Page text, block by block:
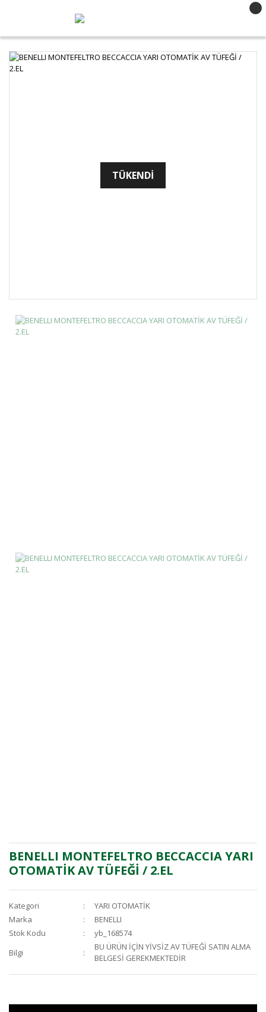
TÜKENDİ
BENELLI MONTEFELTRO BECCACCIA YARI
OTOMATİK AV TÜFEĞİ / 2.EL
Kategori
YARI OTOMATİK
Marka
BENELLI
Stok Kodu
yb_168574
Bilgi
BU ÜRÜN İÇİN YİVSİZ AV TÜFEĞİ SATIN ALMA
BELGESİ GEREKMEKTEDİR